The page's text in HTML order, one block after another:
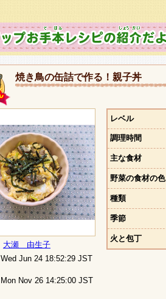
焼き鳥の缶詰で作る！親子丼
大瀬 由生子
Wed Jun 24 18:52:29 JST
Mon Nov 26 14:25:00 JST
レベル
調理時間
主な食材
野菜の食材の色
種類
季節
火と包丁